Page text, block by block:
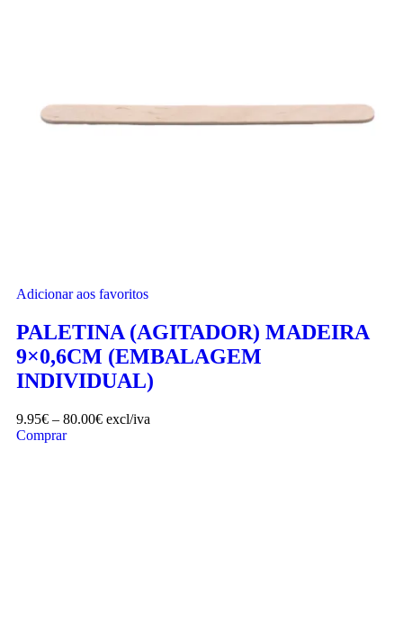
Adicionar aos favoritos
PALETINA (AGITADOR) MADEIRA
9×0,6CM (EMBALAGEM
INDIVIDUAL)
9.95€ – 80.00€ excl/iva
Comprar